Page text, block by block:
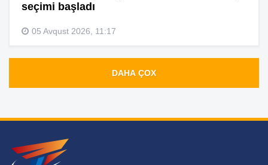
seçimi başladı
05 Avqust 2026, 11:17
DAHA ÇOX